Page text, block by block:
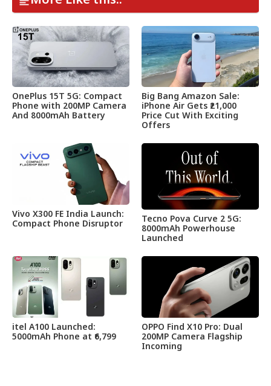
OnePlus 15T 5G: Compact
Phone with 200MP Camera
And 8000mAh Battery
Big Bang Amazon Sale:
iPhone Air Gets ₹21,000
Price Cut With Exciting
Offers
Vivo X300 FE India Launch:
Compact Phone Disruptor
Tecno Pova Curve 2 5G:
8000mAh Powerhouse
Launched
itel A100 Launched:
5000mAh Phone at ₹6,799
OPPO Find X10 Pro: Dual
200MP Camera Flagship
Incoming